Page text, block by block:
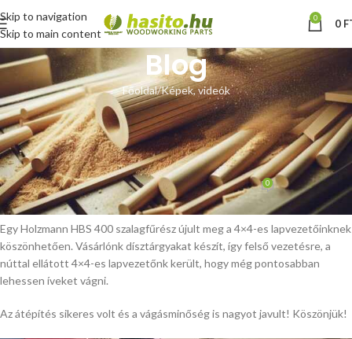
Skip to navigation
Skip to main content
0 0
Blog
Főoldal Képek, videók
KÉPEK, VIDEÓK
Holzmann HBS 400 szalagfűrész
lapvezető csere – vásárlói fotók
Hoffmann Zsolt Be május 30, 2022 0
Egy Holzmann HBS 400 szalagfűrész újult meg a 4×4-es lapvezetőinknek
köszönhetően. Vásárlónk dísztárgyakat készít, így felső vezetésre, a
núttal ellátott 4×4-es lapvezetőnk került, hogy még pontosabban
lehessen íveket vágni.
Az átépítés sikeres volt és a vágásminőség is nagyot javult! Köszönjük!